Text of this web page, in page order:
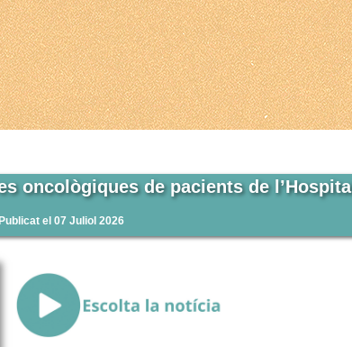
oncològiques de pacients de
Publicat el 07 Juliol 2026
{Play}